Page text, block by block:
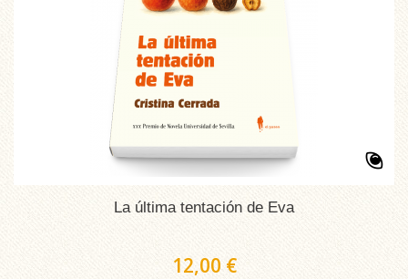
La última tentación de Eva
12,00 €